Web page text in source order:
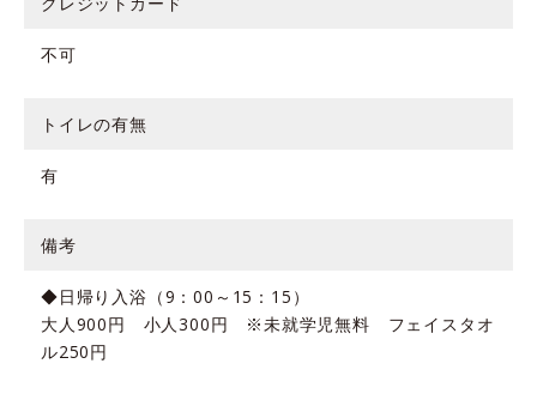
不可
トイレの有無
有
備考
◆日帰り入浴（9：00～15：15）
大人900円 小人300円 ※未就学児無料 フェイスタオ
ル250円